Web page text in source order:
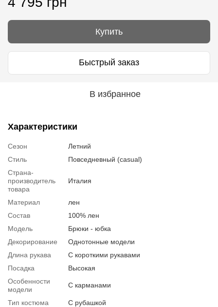
Купить
Быстрый заказ
В избранное
Характеристики
Сезон
Летний
Стиль
Повседневный (casual)
Страна-
производитель
товара
Италия
Материал
лен
Состав
100% лен
Модель
Брюки - юбка
Декорирование
Однотонные модели
Длина рукава
С короткими рукавами
Посадка
Высокая
Особенности
модели
С карманами
Тип костюма
С рубашкой